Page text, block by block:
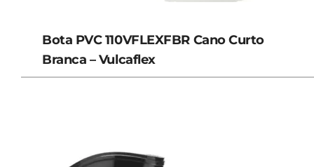
Bota PVC 110VFLEXFBR Cano Curto
Branca – Vulcaflex